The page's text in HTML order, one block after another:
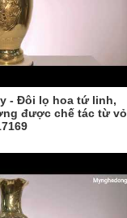
- Đôi lọ hoa tứ linh,
được chế tác từ vỏ